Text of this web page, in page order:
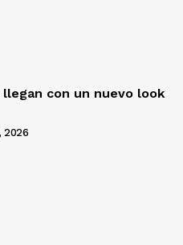
llegan con un nuevo look
2026